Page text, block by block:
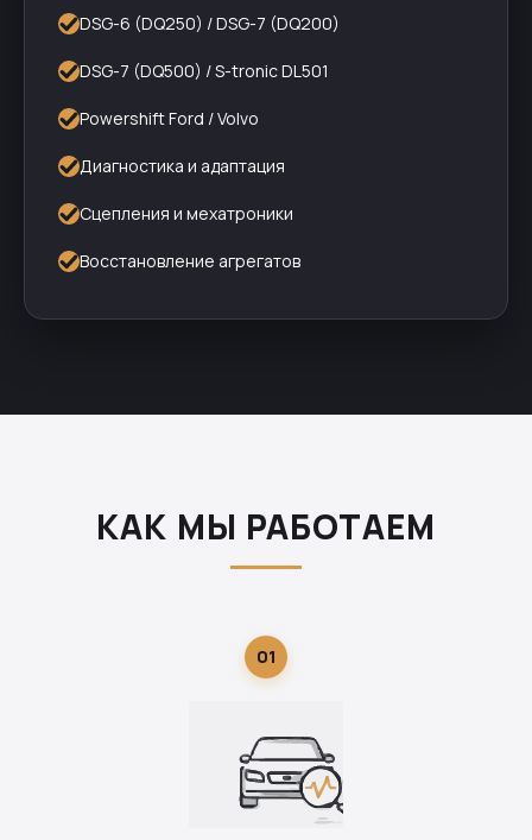
DSG-6 (DQ250) / DSG-7 (DQ200)
DSG-7 (DQ500) / S-tronic DL501
Powershift Ford / Volvo
Диагностика и адаптация
Сцепления и мехатроники
Восстановление агрегатов
КАК МЫ РАБОТАЕМ
01